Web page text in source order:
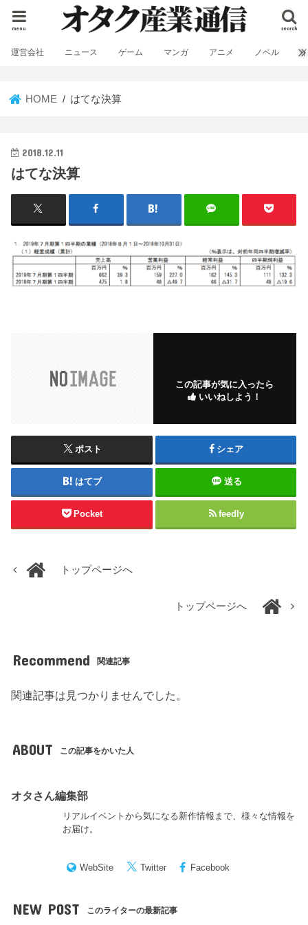
search
menu
運営会社 ニュース ゲーム マンガ アニメ ノベル
HOME はてな決算
2018.12.11
はてな決算
この記事が気に入ったら
いいねしよう！
ポスト シェア
はてブ 送る
Pocket feedly
トップページへ
トップページへ
Recommend 関連記事
関連記事は見つかりませんでした。
ABOUT この記事をかいた人
オタさん編集部
リアルイベントから気になる新作情報まで、様々な情報を
お届け。
WebSite Twitter Facebook
NEW POST このライターの最新記事